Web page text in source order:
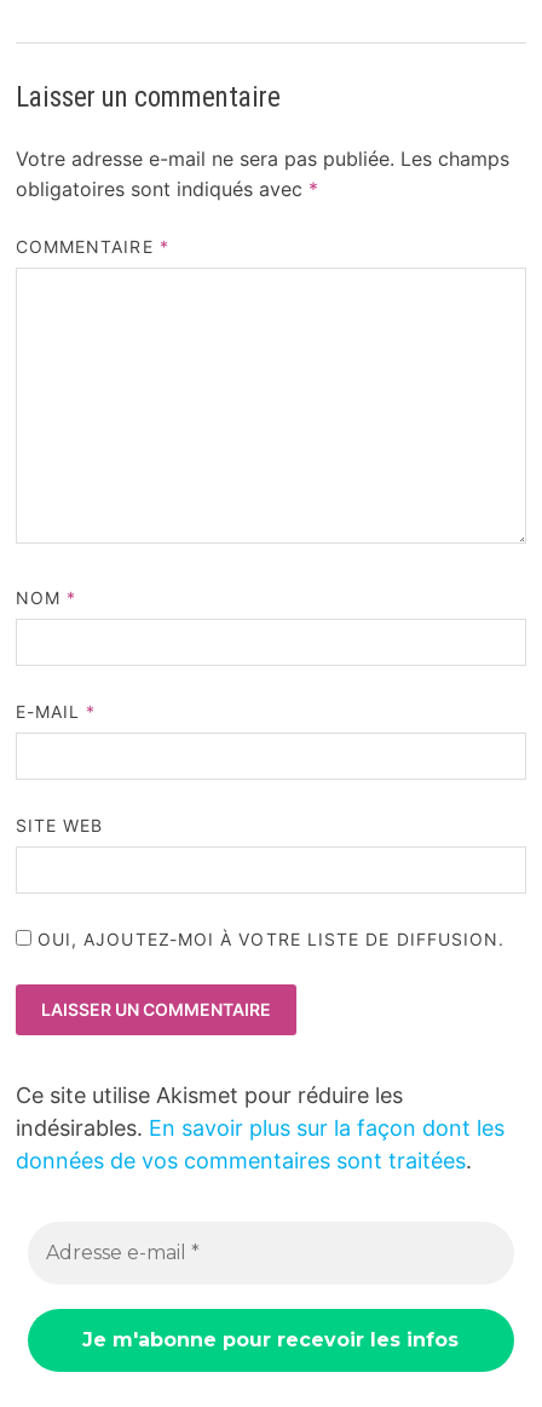
Laisser un commentaire
Votre adresse e-mail ne sera pas publiée. Les champs
obligatoires sont indiqués avec *
COMMENTAIRE *
NOM *
E-MAIL *
SITE WEB
OUI, AJOUTEZ-MOI À VOTRE LISTE DE DIFFUSION.
Ce site utilise Akismet pour réduire les
indésirables. En savoir plus sur la façon dont les
données de vos commentaires sont traitées.